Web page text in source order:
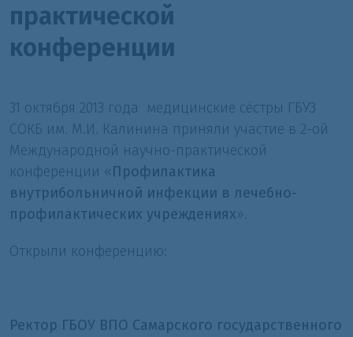
практической
конференции
31 октября 2013 года
медицинские сёстры ГБУЗ
СОКБ им. М.И. Калинина приняли участие в 2-ой
Международной научно-практической
конференции «Профилактика
внутрибольничной инфекции в лечебно-
профилактических учреждениях».
Открыли конференцию:
Ректор ГБОУ ВПО Самарского государственного